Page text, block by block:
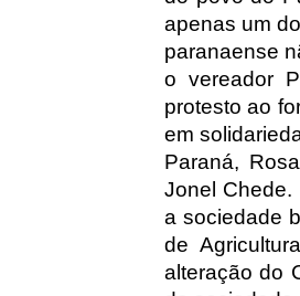
apenas um
paranaense
o vereador
protesto ao
em
Paraná,
Jonel
a sociedade
de
alteração do